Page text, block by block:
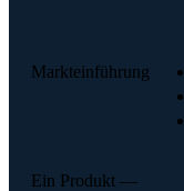
Markteinführung
Ein Produkt —